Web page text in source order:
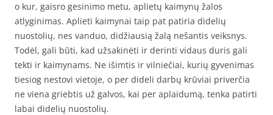
o kur, gaisro gesinimo metu, aplietų kaimynų žalos
atlyginimas. Aplieti kaimynai taip pat patiria didelių
nuostolių, nes vanduo, didžiausią žalą nešantis veiksnys.
Todėl, gali būti, kad užsakinėti ir derinti vidaus duris gali
tekti ir kaimynams. Ne išimtis ir vilniečiai, kurių gyvenimas
tiesiog nestovi vietoje, o per dideli darbų krūviai priverčia
ne viena griebtis už galvos, kai per aplaidumą, tenka patirti
labai didelių nuostolių.